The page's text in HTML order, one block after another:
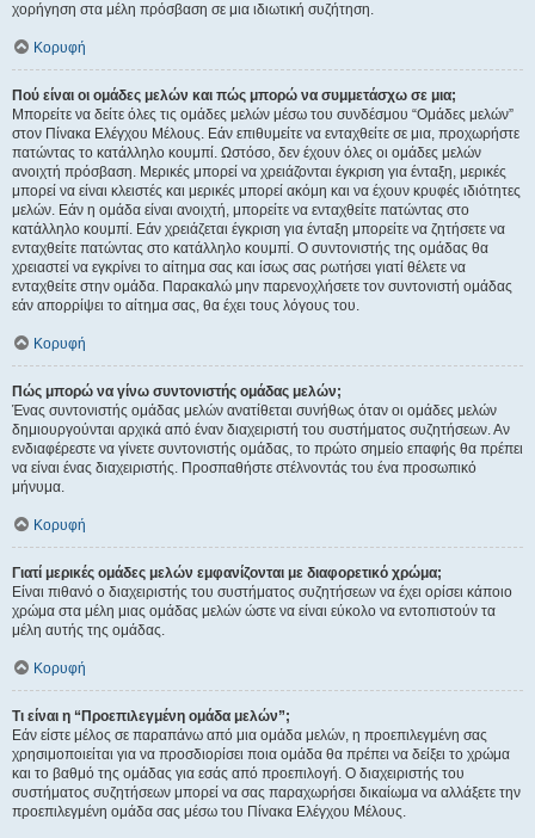
χορήγηση στα μέλη πρόσβαση σε μια ιδιωτική συζήτηση.
Κορυφή
Πού είναι οι ομάδες μελών και πώς μπορώ να συμμετάσχω σε μια;
Μπορείτε να δείτε όλες τις ομάδες μελών μέσω του συνδέσμου “Ομάδες μελών”
στον Πίνακα Ελέγχου Μέλους. Εάν επιθυμείτε να ενταχθείτε σε μια, προχωρήστε
πατώντας το κατάλληλο κουμπί. Ωστόσο, δεν έχουν όλες οι ομάδες μελών
ανοιχτή πρόσβαση. Μερικές μπορεί να χρειάζονται έγκριση για ένταξη, μερικές
μπορεί να είναι κλειστές και μερικές μπορεί ακόμη και να έχουν κρυφές ιδιότητες
μελών. Εάν η ομάδα είναι ανοιχτή, μπορείτε να ενταχθείτε πατώντας στο
κατάλληλο κουμπί. Εάν χρειάζεται έγκριση για ένταξη μπορείτε να ζητήσετε να
ενταχθείτε πατώντας στο κατάλληλο κουμπί. Ο συντονιστής της ομάδας θα
χρειαστεί να εγκρίνει το αίτημα σας και ίσως σας ρωτήσει γιατί θέλετε να
ενταχθείτε στην ομάδα. Παρακαλώ μην παρενοχλήσετε τον συντονιστή ομάδας
εάν απορρίψει το αίτημα σας, θα έχει τους λόγους του.
Κορυφή
Πώς μπορώ να γίνω συντονιστής ομάδας μελών;
Ένας συντονιστής ομάδας μελών ανατίθεται συνήθως όταν οι ομάδες μελών
δημιουργούνται αρχικά από έναν διαχειριστή του συστήματος συζητήσεων. Αν
ενδιαφέρεστε να γίνετε συντονιστής ομάδας, το πρώτο σημείο επαφής θα πρέπει
να είναι ένας διαχειριστής. Προσπαθήστε στέλνοντάς του ένα προσωπικό
μήνυμα.
Κορυφή
Γιατί μερικές ομάδες μελών εμφανίζονται με διαφορετικό χρώμα;
Είναι πιθανό ο διαχειριστής του συστήματος συζητήσεων να έχει ορίσει κάποιο
χρώμα στα μέλη μιας ομάδας μελών ώστε να είναι εύκολο να εντοπιστούν τα
μέλη αυτής της ομάδας.
Κορυφή
Τι είναι η “Προεπιλεγμένη ομάδα μελών”;
Εάν είστε μέλος σε παραπάνω από μια ομάδα μελών, η προεπιλεγμένη σας
χρησιμοποιείται για να προσδιορίσει ποια ομάδα θα πρέπει να δείξει το χρώμα
και το βαθμό της ομάδας για εσάς από προεπιλογή. Ο διαχειριστής του
συστήματος συζητήσεων μπορεί να σας παραχωρήσει δικαίωμα να αλλάξετε την
προεπιλεγμένη ομάδα σας μέσω του Πίνακα Ελέγχου Μέλους.